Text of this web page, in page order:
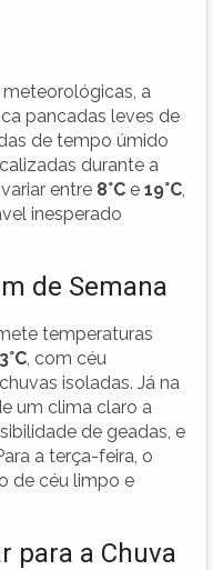
a
pancadas leves de
de tempo úmido
durante a
entre 8°C e 19°C
inesperado
de Semana
temperaturas
, com céu
isoladas. Já na
um clima claro a
de geadas, e
a terça-feira, o
de céu limpo e
para a Chuva